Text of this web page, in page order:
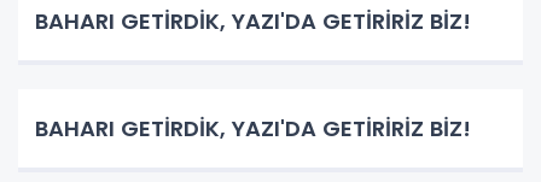
BAHARI GETİRDİK, YAZI'DA GETİRİRİZ BİZ!
BAHARI GETİRDİK, YAZI'DA GETİRİRİZ BİZ!